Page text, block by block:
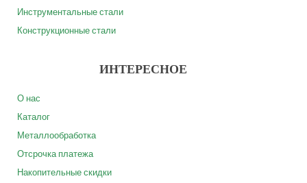
Инструментальные стали
Конструкционные стали
ИНТЕРЕСНОЕ
О нас
Каталог
Металлообработка
Отсрочка платежа
Накопительные скидки